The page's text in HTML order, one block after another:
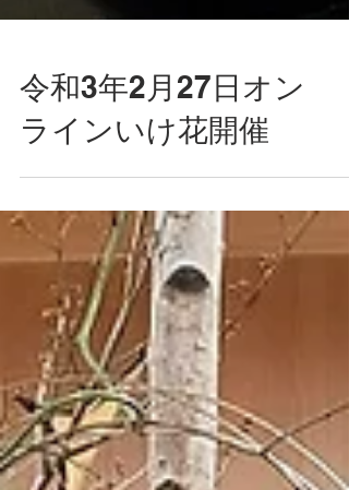
令和3年2月27日オン
ラインいけ花開催